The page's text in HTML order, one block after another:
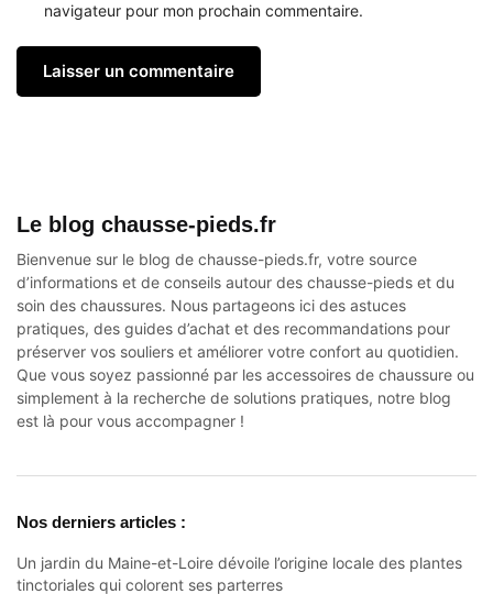
navigateur pour mon prochain commentaire.
Le blog chausse-pieds.fr
Bienvenue sur le blog de chausse-pieds.fr, votre source
d’informations et de conseils autour des chausse-pieds et du
soin des chaussures. Nous partageons ici des astuces
pratiques, des guides d’achat et des recommandations pour
préserver vos souliers et améliorer votre confort au quotidien.
Que vous soyez passionné par les accessoires de chaussure ou
simplement à la recherche de solutions pratiques, notre blog
est là pour vous accompagner !
Nos derniers articles :
Un jardin du Maine-et-Loire dévoile l’origine locale des plantes
tinctoriales qui colorent ses parterres